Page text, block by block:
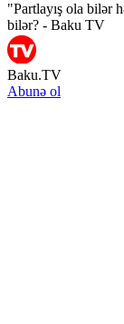
"Partlayış ola bilər
bilər? - Baku TV
Baku.TV
Abunə ol